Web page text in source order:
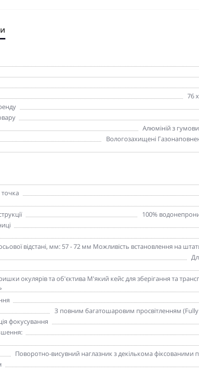
76
Алюміній з
Вологозахищені
100%
відстані, мм: 57 - 72 мм Можливість встановлення на
окулярів та об'єктива М'який кейс для зберігання та
З повним багатошаровим просвітленням
фокусування
Поворотно-висувний наглазник з декількома